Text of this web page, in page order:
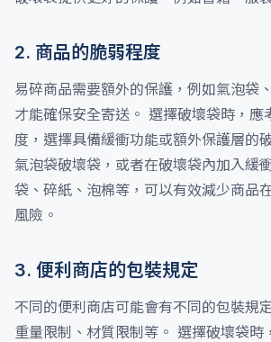
2. 商品的脆弱程度
易碎商品需要額外的保護，例如氣泡袋
才能確保安全寄送。 選擇破壞袋時，應
度，選擇具備緩衝功能或額外保護層的
氣泡袋破壞袋，或者在破壞袋內加入緩
袋、碎紙、泡棉等，可以有效減少商品
風險。
3. 便利商店的包裝規定
不同的便利商店可能會有不同的包裝規
重量限制、材質限制等。 選擇破壞袋時